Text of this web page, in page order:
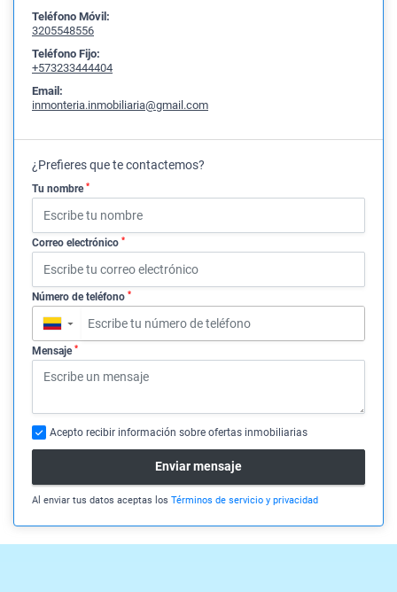
Teléfono Móvil:
3205548556
Teléfono Fijo:
+573233444404
Email:
inmonteria.inmobiliaria@gmail.com
¿Prefieres que te contactemos?
Tu nombre *
Correo electrónico *
Número de teléfono *
▼
Mensaje *
Acepto recibir información sobre ofertas inmobiliarias
Enviar mensaje
Al enviar tus datos aceptas los Términos de servicio y privacidad